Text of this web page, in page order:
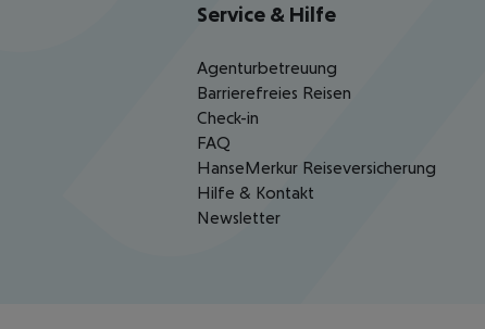
Service & Hilfe
Agenturbetreuung
Barrierefreies Reisen
Check-in
FAQ
HanseMerkur Reiseversicherung
Hilfe & Kontakt
Newsletter